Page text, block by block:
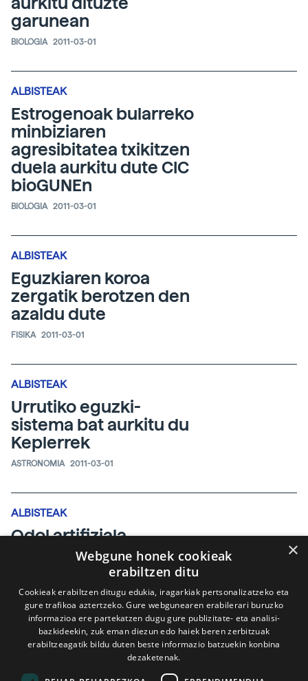
garunean
BIOLOGIA 2011-03-01
ALBISTEAK
Estrogenoak bularreko
minbiziaren
agresibitatea txikitzen
duela aurkitu dute CIC
bioGUNEn
BIOLOGIA 2011-03-01
ALBISTEAK
Eguzkiaren koroa
zergatik berotzen den
azaldu dute
FISIKA 2011-03-01
ALBISTEAK
Urrutiko eguzki-
sistema bat aurkitu du
Keplerrek
ASTRONOMIA 2011-03-01
ALBISTEAK
Odol artifiziala
lortzeko pauso
garrantzitsua eman
dute
INGENIARITZA 2011-03-01
×
Webgune honek cookieak
erabiltzen ditu
Cookieak erabiltzen ditugu edukia, iragarkiak pertsonalizatzeko eta
gure trafikoa aztertzeko. Gure webgunearen erabilerari buruzko
informazioa ere partekatzen dugu gure publizitate- eta analisi-
bazkideekin, zuk eman diezun edo haiek beren zerbitzuak
erabiltzeagatik bildu duten beste informazio batzuekin konbina
dezaketenak.